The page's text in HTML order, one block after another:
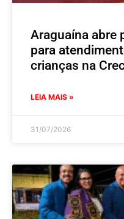
Araguaína abre
para
crianças na
LEIA MAIS »
31/07/2026